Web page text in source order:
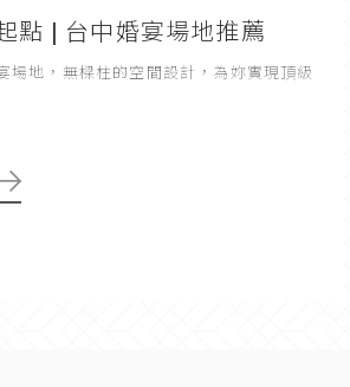
點 | 台中婚宴場地推薦
場地，無樑柱的空間設計，為妳實現頂級